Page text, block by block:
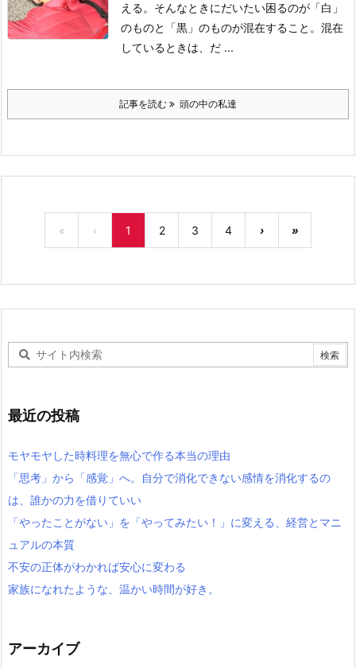
える。 そんなときにだいたい困るのが「白」
のものと「黒」のものが混在すること。 混在
しているときは、だ ...
記事を読む 頭の中の私達
« ‹ 1 2 3 4 › »
最近の投稿
モヤモヤした時料理を無心で作る本当の理由
「思考」から「感覚」へ。自分で消化できない感情を消化するの
は、誰かの力を借りていい
「やったことがない」を「やってみたい！」に変える、経営とマニ
ュアルの本質
不安の正体がわかれば安心に変わる
家族になれたような、温かい時間が好き。
アーカイブ